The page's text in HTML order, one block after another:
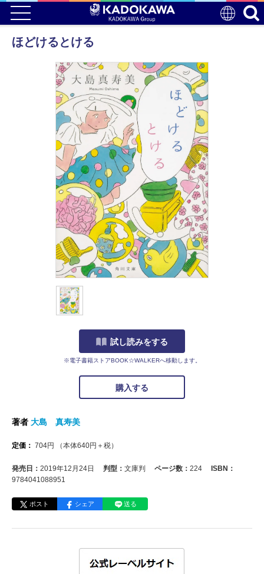
ほどけるとける
試し読みをする
※電子書籍ストアBOOK☆WALKERへ移動します。
購入する
著者 大島 真寿美
定価： 704円 （本体640円＋税）
発売日： 2019年12月24日 判型： 文庫判 ページ数： 224
ISBN：
9784041088951
ポスト シェア 送る